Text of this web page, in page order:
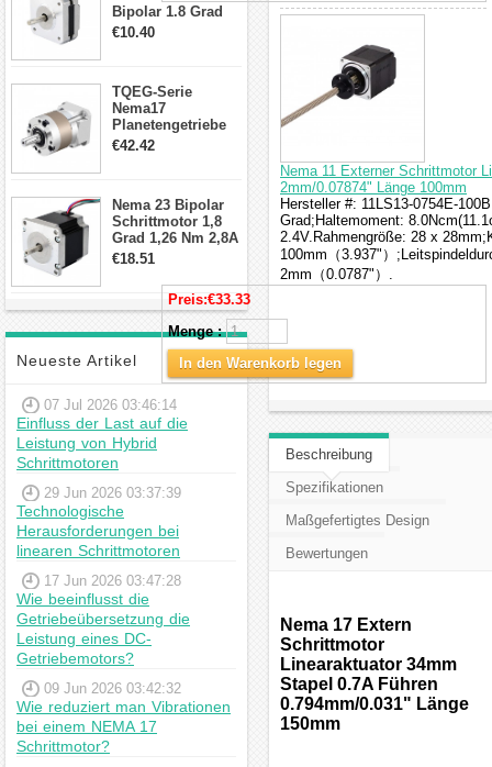
Bipolar 1.8 Grad
8.7Ncm 1A 3.5V 4
€10.40
TQEG-Serie
Nema17
Planetengetriebe
10:1 Spiel 15Arc-
€42.42
Nema 23 Bipolar
Schrittmotor 1,8
Grad 1,26 Nm 2,8A
2,5V 4 Drähte
Schrittmotor
€18.51
Neueste Artikel
07 Jul 2026 03:46:14
Einfluss der Last auf die
Leistung von Hybrid
Schrittmotoren
29 Jun 2026 03:37:39
Technologische
Herausforderungen bei
linearen Schrittmotoren
17 Jun 2026 03:47:28
Wie beeinflusst die
Getriebeübersetzung die
Leistung eines DC-
Getriebemotors?
09 Jun 2026 03:42:32
Wie reduziert man Vibrationen
bei einem NEMA 17
Schrittmotor?
Nema 11 Externer Schrittmotor
2mm/0.07874" Länge 100mm
Hersteller #: 11LS13-0754E-
Grad;Haltemoment:
2.4V.Rahmengröße: 28 x
100mm（3.937"）
2mm（0.0787"）.
Preis:€33.33
Menge :
In den Warenkorb legen
Beschreibung
Spezifikationen
Maßgefertigtes Design
Bewertungen
Nema 17 Extern
Schrittmotor
Linearaktuator 34mm
Stapel 0.7A Führen
0.794mm/0.031" Länge
150mm